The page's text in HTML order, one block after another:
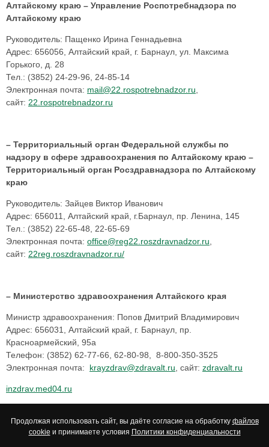
Алтайскому краю – Управление Роспотребнадзора по
Алтайскому краю
Руководитель: Пащенко Ирина Геннадьевна
Адрес: 656056, Алтайский край, г. Барнаул, ул. Максима
Горького, д. 28
Тел.: (3852) 24-29-96, 24-85-14
Электронная почта: mail@22.rospotrebnadzor.ru
сайт: 22.rospotrebnadzor.ru
– Территориальный орган Федеральной службы по
надзору в сфере здравоохранения по Алтайскому краю –
Территориальный орган Росздравнадзора по Алтайскому
краю
Руководитель: Зайцев Виктор Иванович
Адрес: 656011, Алтайский край, г.Барнаул, пр. Ленина, 145
Тел.: (3852) 22-65-48, 22-65-69
Электронная почта: office@reg22.roszdravnadzor.ru
сайт: 22reg.roszdravnadzor.ru/
– Министерство здравоохранения Алтайского края
Министр здравоохранения: Попов Дмитрий Владимирович
Адрес: 656031, Алтайский край, г. Барнаул, пр.
Красноармейский, 95а
Телефон: (3852) 62-77-66, 62-80-98, 8-800-350-3525
Электронная почта: krayzdrav@zdravalt.ru , сайт: zdravalt.ru
inzdrav.med04.ru
Продолжая использовать сайт, вы даёте согласие на обработку файлов
cookie и принимаете условия Политики конфиденциальности